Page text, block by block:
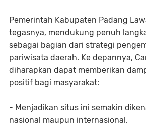
Pemerintah Kabupaten Padang
tegasnya, mendukung penuh
sebagai bagian dari strategi
pariwisata daerah. Ke depannya,
diharapkan dapat memberikan
positif bagi masyarakat:⁣
- Menjadikan situs ini semakin
nasional maupun internasional.⁣